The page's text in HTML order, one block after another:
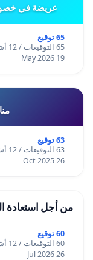
عريضة في
65 توقيع
65 التوقيعات / 12 أشهر
19 May 2026
63 توقيع
63 التوقيعات / 12 أشهر
26 Oct 2025
من أجل استعادة
60 توقيع
60 التوقيعات / 12 أشهر
26 Jul 2026